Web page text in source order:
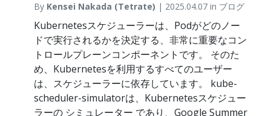
By Kensei Nakada (Tetrate) | 2025.04.07 in ブログ
Kubernetesスケジューラーは、Podがどのノー
ドで実行されるかを決定する、非常に重要なコン
トロールプレーンコンポーネントです。 そのた
め、Kubernetesを利用するすべてのユーザー
は、スケジューラーに依存しています。 kube-
scheduler-simulatorは、Kubernetesスケジュー
ラーの シミュレーター であり、Google Summer